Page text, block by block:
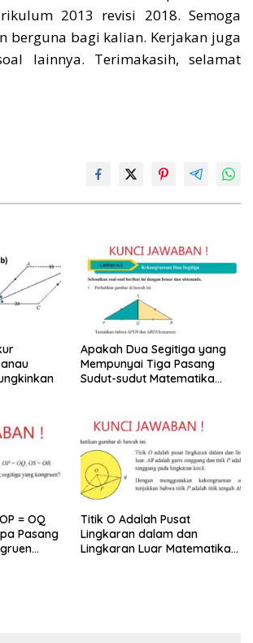
2013 revisi 2018. Semoga
berguna bagi kalian. Kerjakan juga
lainnya. Terimakasih, selamat
Apakah Dua Segitiga yang
Mempunyai Tiga Pasang
Sudut-sudut Matematika
= OQ
Pasang
Titik O Adalah Pusat
Lingkaran dalam dan
Lingkaran Luar Matematika